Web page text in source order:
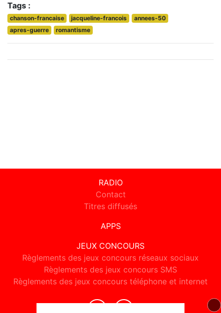
Tags :
chanson-francaise jacqueline-francois
annees-50
apres-guerre
romantisme
RADIO
Contact
Titres diffusés
APPS
JEUX CONCOURS
Règlements des jeux concours réseaux sociaux
Règlements des jeux concours SMS
Règlements des jeux concours téléphone et internet